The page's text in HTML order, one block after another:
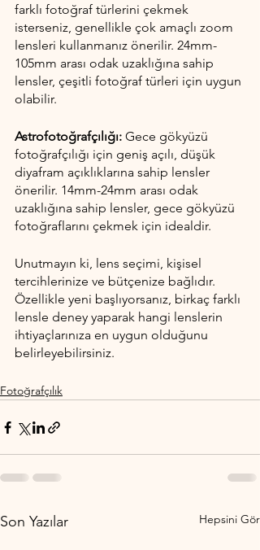
farklı fotoğraf türlerini çekmek
isterseniz, genellikle çok amaçlı zoom
lensleri kullanmanız önerilir. 24mm-
105mm arası odak uzaklığına sahip
lensler, çeşitli fotoğraf türleri için uygun
olabilir.
Astrofotoğrafçılığı: Gece gökyüzü
fotoğrafçılığı için geniş açılı, düşük
diyafram açıklıklarına sahip lensler
önerilir. 14mm-24mm arası odak
uzaklığına sahip lensler, gece gökyüzü
fotoğraflarını çekmek için idealdir.
Unutmayın ki, lens seçimi, kişisel
tercihlerinize ve bütçenize bağlıdır.
Özellikle yeni başlıyorsanız, birkaç farklı
lensle deney yaparak hangi lenslerin
ihtiyaçlarınıza en uygun olduğunu
belirleyebilirsiniz.
Fotoğrafçılık
Son Yazılar Hepsini Gör